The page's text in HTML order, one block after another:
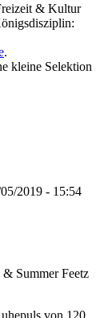
& Kultur
.
kleine Selektion
2019 - 15:54
Summer Feetz